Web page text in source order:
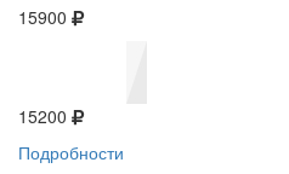
15900
15200
Подробности